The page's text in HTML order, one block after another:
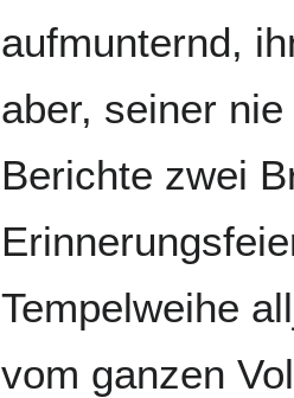
aufmunternd,
aber, seiner
Berichte zwei
Tempelweihe
vom ganzen